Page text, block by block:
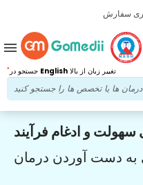
سفارش
* English تغییر زبان از بالا
menu
سهولت و ادغام فرآیند
به دست آوردن درمان